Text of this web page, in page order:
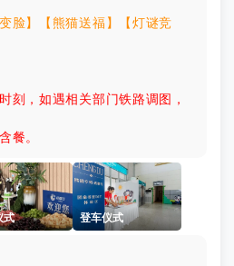
脸】【熊猫送福】【灯谜竞
刻，如遇相关部门铁路调图，
餐。
式 登车仪式